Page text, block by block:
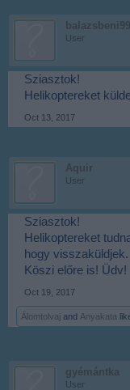
balazsbeni99
User
Sziasztok!
Helikoptereket
Oct 13, 2017
Aquir
User
Sziasztok!
Helikoptereket
hogy visszaküldjek.
Köszi előre is! Üdv!
Oct 19, 2017
Álomtolvaj and Anyakata
gyémántka
User